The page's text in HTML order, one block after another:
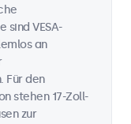
sind VESA-
an
Für den
stehen 17-Zoll-
zur